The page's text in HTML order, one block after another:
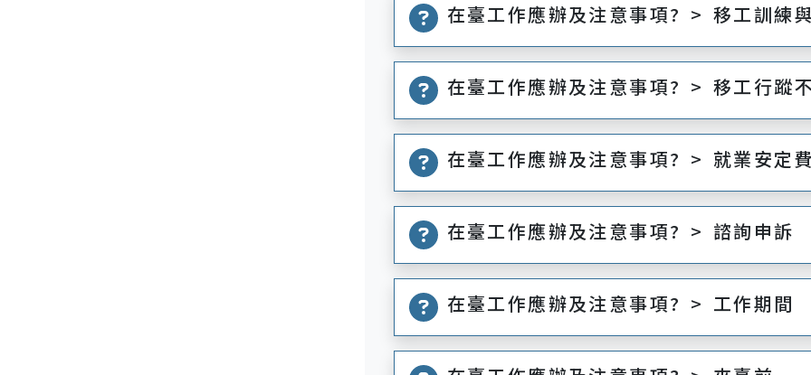
在臺工作應辦及注意事項? > 移工訓練
在臺工作應辦及注意事項? > 移工行蹤
在臺工作應辦及注意事項? > 就業安定
在臺工作應辦及注意事項? > 諮詢申訴
在臺工作應辦及注意事項? > 工作期間